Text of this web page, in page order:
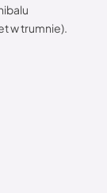
w trumnie).